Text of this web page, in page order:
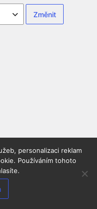
personalizaci reklam
Používáním tohoto